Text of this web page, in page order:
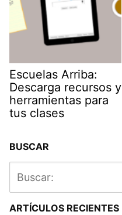
Escuelas Arriba:
Descarga recursos y
herramientas para
tus clases
BUSCAR
ARTÍCULOS RECIENTES